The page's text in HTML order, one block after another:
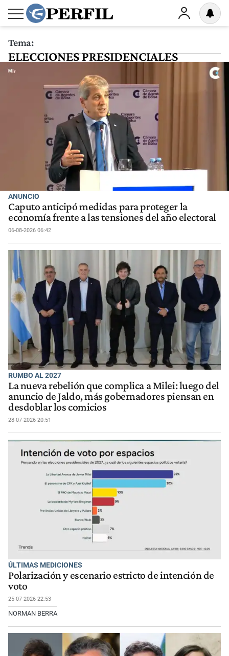
Tema:
ELECCIONES PRESIDENCIALES
ANUNCIO
Caputo anticipó medidas para proteger la
economía frente a las tensiones del año electoral
06-08-2026 06:42
RUMBO AL 2027
La nueva rebelión que complica a Milei: luego del
anuncio de Jaldo, más gobernadores piensan en
desdoblar los comicios
28-07-2026 20:51
ÚLTIMAS MEDICIONES
Polarización y escenario estricto de intención de
voto
25-07-2026 22:53
NORMAN BERRA